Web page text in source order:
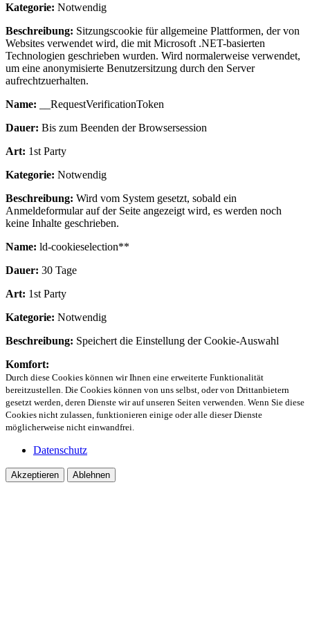
Kategorie: Notwendig
Beschreibung: Sitzungscookie für allgemeine Plattformen, der von
Websites verwendet wird, die mit Microsoft .NET-basierten
Technologien geschrieben wurden. Wird normalerweise verwendet,
um eine anonymisierte Benutzersitzung durch den Server
aufrechtzuerhalten.
Name: __RequestVerificationToken
Dauer: Bis zum Beenden der Browsersession
Art: 1st Party
Kategorie: Notwendig
Beschreibung: Wird vom System gesetzt, sobald ein
Anmeldeformular auf der Seite angezeigt wird, es werden noch
keine Inhalte geschrieben.
Name: ld-cookieselection**
Dauer: 30 Tage
Art: 1st Party
Kategorie: Notwendig
Beschreibung: Speichert die Einstellung der Cookie-Auswahl
Komfort:
Durch diese Cookies können wir Ihnen eine erweiterte Funktionalität
bereitzustellen. Die Cookies können von uns selbst, oder von Drittanbietern
gesetzt werden, deren Dienste wir auf unseren Seiten verwenden. Wenn Sie diese
Cookies nicht zulassen, funktionieren einige oder alle dieser Dienste
möglicherweise nicht einwandfrei.
Datenschutz
Akzeptieren Ablehnen